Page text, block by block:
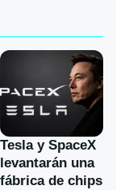
Tesla y SpaceX
levantarán una
fábrica de chips